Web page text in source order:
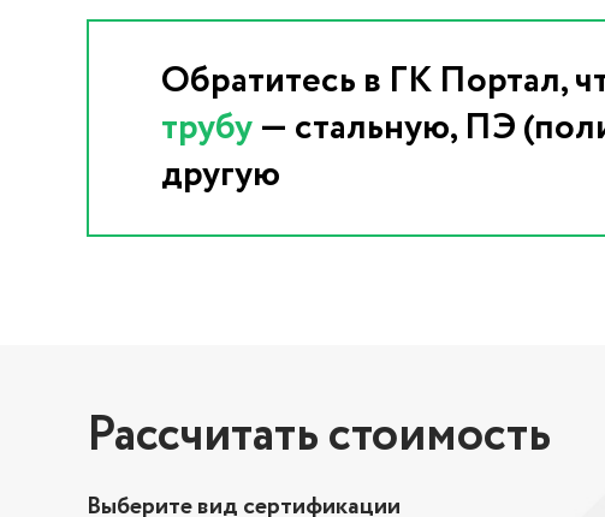
Обратитесь в ГК Портал,
трубу— стальную, ПЭ
другую
Рассчитать стоимость
Выберите вид сертификации